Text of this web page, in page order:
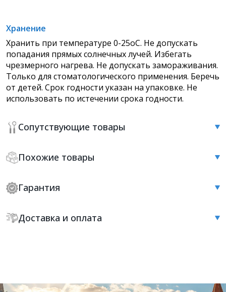
Сопутствующие товары
Похожие товары
Гарантия
Доставка и оплата
Хранение
Хранить при температуре 0-25оС. Не допускать
попадания прямых солнечных лучей. Избегать
чрезмерного нагрева. Не допускать замораживания.
Только для стоматологического применения. Беречь
от детей. Срок годности указан на упаковке. Не
использовать по истечении срока годности.